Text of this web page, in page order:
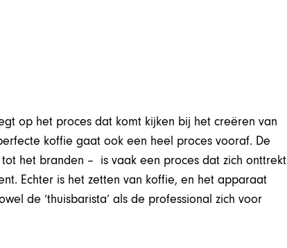
op het proces dat komt kijken bij het creëren van
koffie gaat ook een heel proces vooraf. De
het branden – is vaak een proces dat zich onttrekt
Echter is het zetten van koffie, en het apparaat
de ‘thuisbarista’ als de professional zich voor